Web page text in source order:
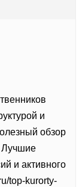
и
обзор
Лучшие
и активного
top-kurorty-